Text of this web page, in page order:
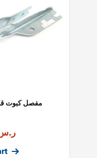
مفصل كبوت